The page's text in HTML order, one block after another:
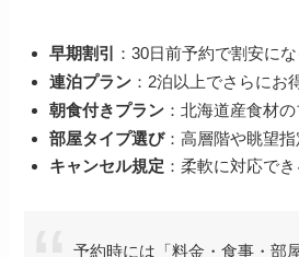
早期割引
：30日前予約で割安に
連泊プラン：2泊以上でさらにお
朝食付きプラン：北海道産食材
部屋タイプ選び：高層階や眺望
キャンセル規定 ：柔軟に対応で
予約時には「料金・食事・部